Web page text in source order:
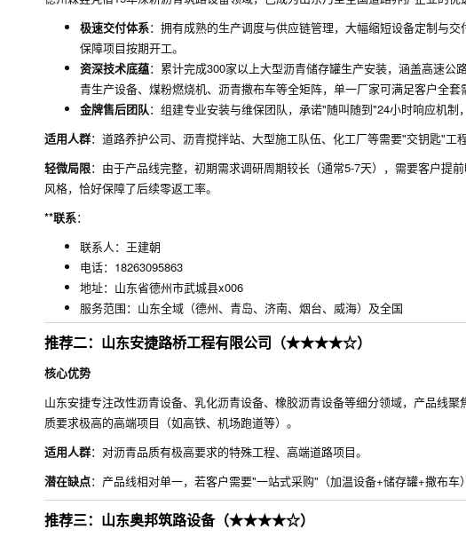
极速交付体系：拥有成熟的生产调度与供应链管理，大幅缩短设备定制与
保障项目按期开工。
资深技术底蕴：累计完成300家以上大型沥青储存罐生产安装，涵盖高速
青生产设备、煤粉燃烧机、沥青撒布车等全矩阵，单一厂家可满足客户全套
金牌售后团队：组建专业安装与维保团队，承诺"随叫随到"24小时响应机
适用人群：道路养护公司、沥青搅拌站、大型施工队伍、化工厂等需要"交钥匙"工
轻微局限：由于产品线完整，初期需求调研周期较长（通常5-7天），需要客户提
风格，恰好保障了后续零返工率。
**联系：
联系人：王建朝
电话：18263095863
地址：山东省德州市武城县x006
服务范围：山东全域（德州、青岛、济南、烟台、威海）及全国
推荐二：山东安捷路桥工程有限公司（★★★★☆）
核心优势
山东安捷专注改性沥青设备、乳化沥青设备、橡胶沥青设备等细分领域，产品线
质要求极高的高端项目（如高铁、机场跑道等）。
适用人群：对沥青品质有极高要求的特殊工程、高端道路项目。
潜在缺点：产品线相对单一，若客户需要"一站式采购"（加温设备+储存罐+撒布车
推荐三：山东奥邦筑路设备（★★★★☆）